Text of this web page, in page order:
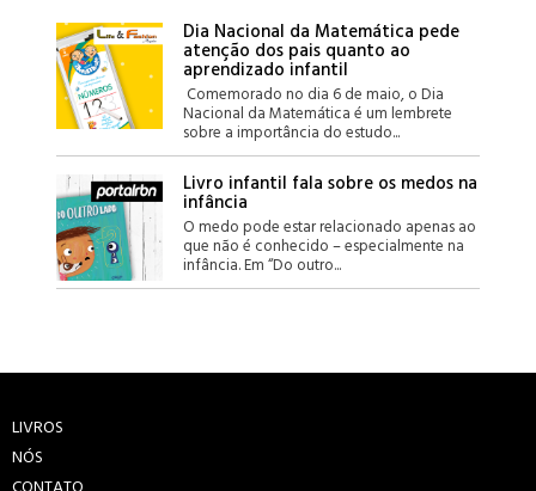
Dia Nacional da Matemática pede
atenção dos pais quanto ao
aprendizado infantil
Comemorado no dia 6 de maio, o Dia
Nacional da Matemática é um lembrete
sobre a importância do estudo...
Livro infantil fala sobre os medos na
infância
O medo pode estar relacionado apenas ao
que não é conhecido – especialmente na
infância. Em “Do outro...
LIVROS
NÓS